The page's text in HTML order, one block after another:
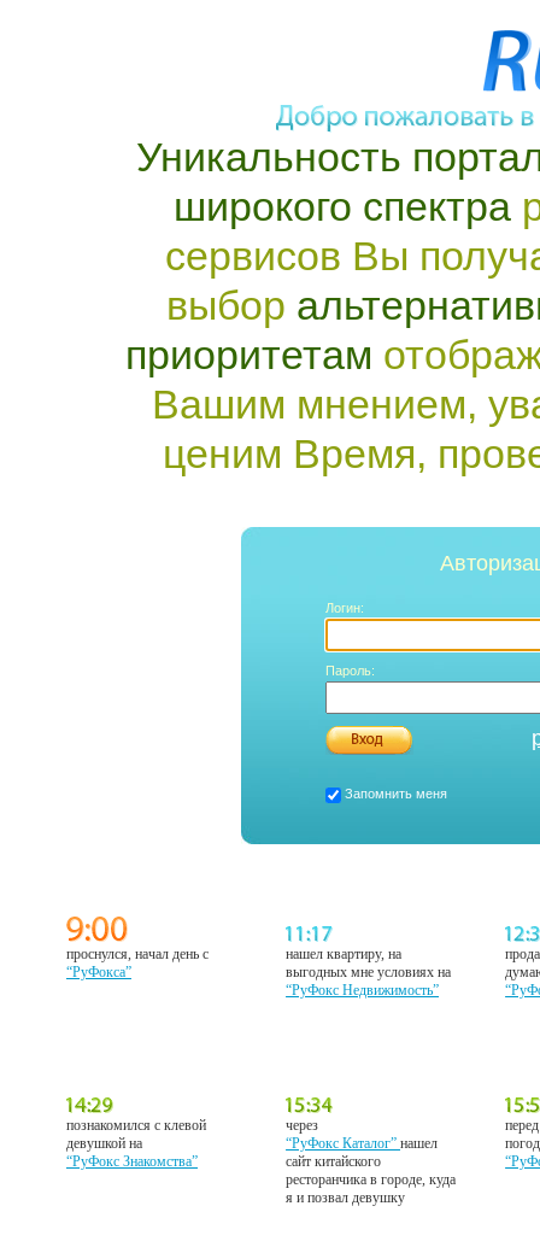
Уникальность
широкого спектра
сервисов Вы
выбор
приоритетам
Вашим мнением,
ценим Время,
Логин:
Пароль:
Запомнить меня
проснулся, начал день с
“РуФокса”
нашел квартиру, на
выгодных мне условиях на
“РуФокс Недвижимость”
познакомился с клевой
девушкой на
“РуФокс Знакомства”
через
“РуФокс Каталог”нашел
сайт китайского
ресторанчика в городе, куда
я и позвал девушку